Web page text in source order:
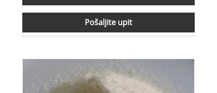
Pošaljite upit